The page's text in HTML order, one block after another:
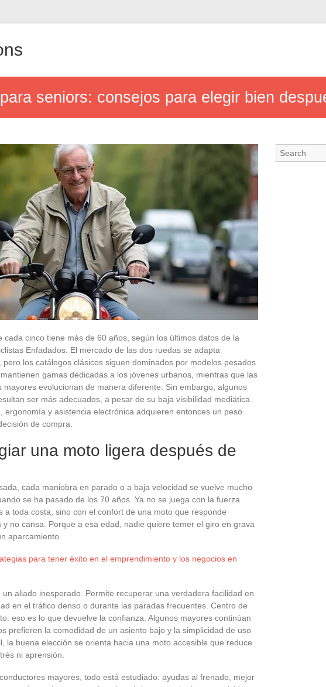
seniors: consejos para elegir bien
cada cinco tiene más de 60 años, según los últimos datos de la
Enfadados. El mercado de las dos ruedas se adapta
los catálogos clásicos siguen dominados por modelos pesados
gamas dedicadas a los jóvenes urbanos, mientras que las
mayores evolucionan de manera diferente. Sin embargo, algunos
ser más adecuados, a pesar de su baja visibilidad mediática.
ergonomía y asistencia electrónica adquieren entonces un peso
de compra.
una moto ligera después de
cada maniobra en parado o a baja velocidad se vuelve mucho
se ha pasado de los 70 años. Ya no se juega con la fuerza
a toda costa, sino con el confort de una moto que responde
no cansa. Porque a esa edad, nadie quiere temer el giro en grava
aparcamiento.
para tener éxito en el emprendimiento y los negocios en
aliado inesperado. Permite recuperar una verdadera facilidad en
en el tráfico denso o durante las paradas frecuentes. Centro de
eso es lo que devuelve la confianza. Algunos mayores continúan
prefieren la comodidad de un asiento bajo y la simplicidad de uso
la buena elección se orienta hacia una moto accesible que reduce
ni aprensión.
mayores, todo está estudiado: ayudas al frenado, mejor